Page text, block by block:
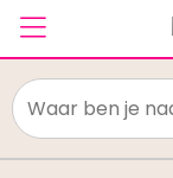
Textiel